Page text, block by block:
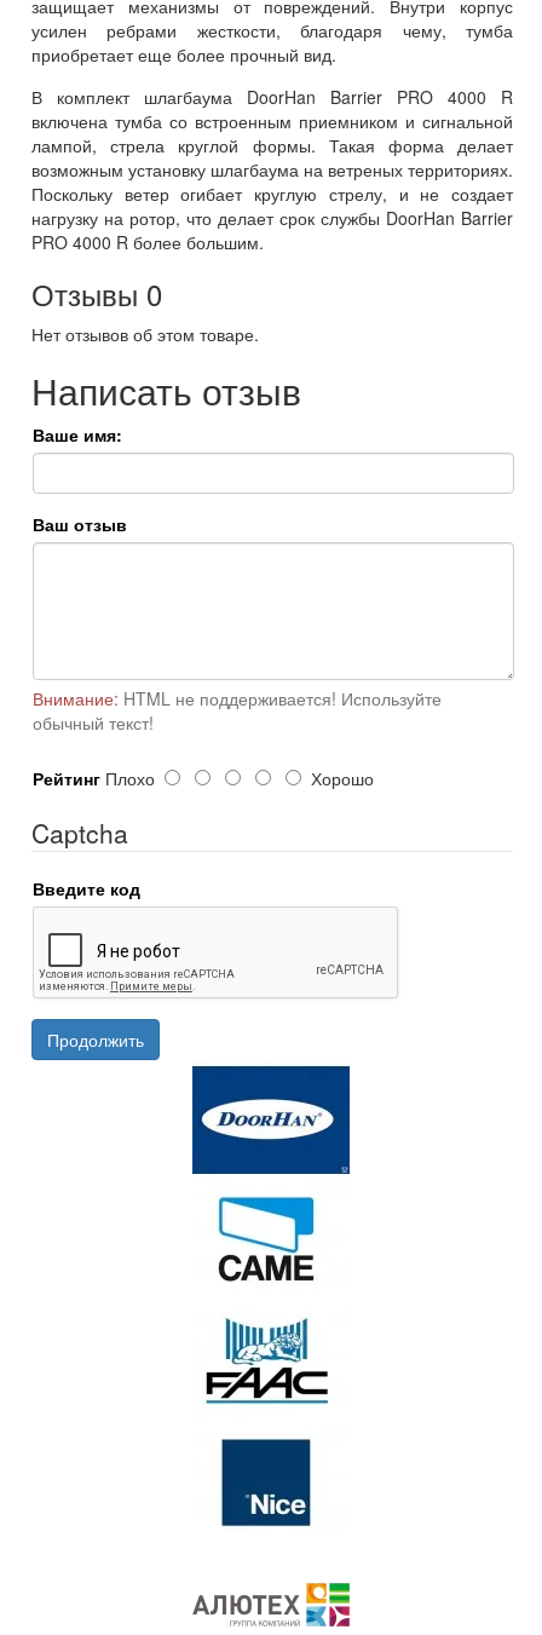
защищает механизмы от повреждений. Внутри корпус
усилен ребрами жесткости, благодаря чему, тумба
приобретает еще более прочный вид.
В комплект шлагбаума DoorHan Barrier PRO 4000 R
включена тумба со встроенным приемником и сигнальной
лампой, стрела круглой формы. Такая форма делает
возможным установку шлагбаума на ветреных территориях.
Поскольку ветер огибает круглую стрелу, и не создает
нагрузку на ротор, что делает срок службы DoorHan Barrier
PRO 4000 R более большим.
Отзывы 0
Нет отзывов об этом товаре.
Написать отзыв
Ваше имя:
Ваш отзыв
Внимание: HTML не поддерживается! Используйте
обычный текст!
Рейтинг Плохо Хорошо
Captcha
Введите код
Продолжить